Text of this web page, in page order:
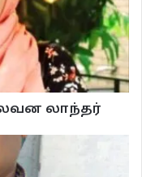
மாதம் ஒருமுறை அதை
இரண்டு விஷயங்களுக்கு.
குழந்தைகளுக்குக்
சென்றதில்லை. அம்மா
தாண்டி உள்ளே
சொல்லிச் சிரிப்பாள்.
லாந்தர்